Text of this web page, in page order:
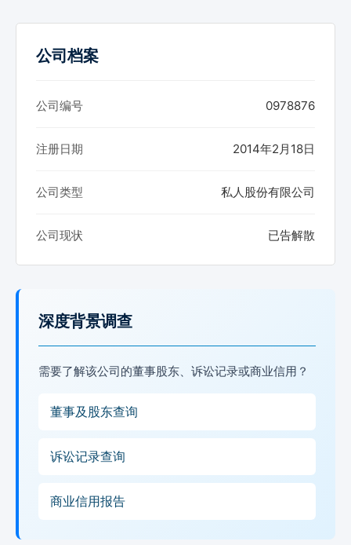
公司档案
公司编号 0978876
注册日期 2014年2月18日
公司类型 私人股份有限公司
公司现状 已告解散
深度背景调查
需要了解该公司的董事股东、诉讼记录或商业信用？
董事及股东查询
诉讼记录查询
商业信用报告